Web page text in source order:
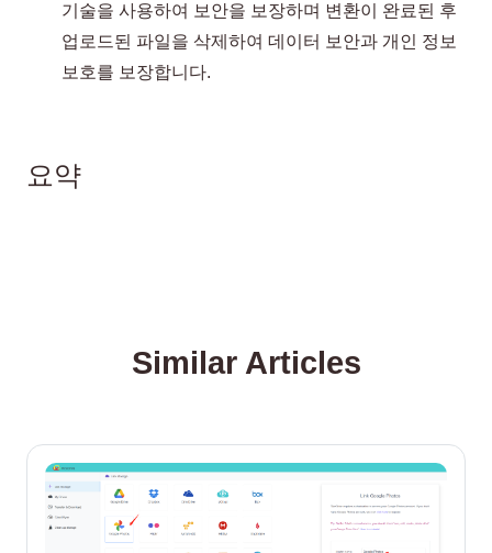
기술을 사용하여 보안을 보장하며 변환이 완료된 후
업로드된 파일을 삭제하여 데이터 보안과 개인 정보
보호를 보장합니다.
요약
Similar Articles